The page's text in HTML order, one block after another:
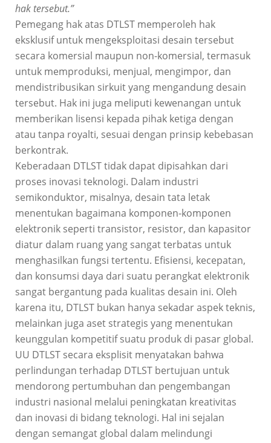
hak tersebut.”
Pemegang hak atas DTLST memperoleh hak
eksklusif untuk mengeksploitasi desain tersebut
secara komersial maupun non-komersial, termasuk
untuk memproduksi, menjual, mengimpor, dan
mendistribusikan sirkuit yang mengandung desain
tersebut. Hak ini juga meliputi kewenangan untuk
memberikan lisensi kepada pihak ketiga dengan
atau tanpa royalti, sesuai dengan prinsip kebebasan
berkontrak.
Keberadaan DTLST tidak dapat dipisahkan dari
proses inovasi teknologi. Dalam industri
semikonduktor, misalnya, desain tata letak
menentukan bagaimana komponen-komponen
elektronik seperti transistor, resistor, dan kapasitor
diatur dalam ruang yang sangat terbatas untuk
menghasilkan fungsi tertentu. Efisiensi, kecepatan,
dan konsumsi daya dari suatu perangkat elektronik
sangat bergantung pada kualitas desain ini. Oleh
karena itu, DTLST bukan hanya sekadar aspek teknis,
melainkan juga aset strategis yang menentukan
keunggulan kompetitif suatu produk di pasar global.
UU DTLST secara eksplisit menyatakan bahwa
perlindungan terhadap DTLST bertujuan untuk
mendorong pertumbuhan dan pengembangan
industri nasional melalui peningkatan kreativitas
dan inovasi di bidang teknologi. Hal ini sejalan
dengan semangat global dalam melindungi